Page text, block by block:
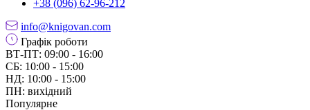
+38 (096) 62-96-212
info@knigovan.com
Графік роботи
ВТ-ПТ: 09:00 - 16:00
СБ: 10:00 - 15:00
НД: 10:00 - 15:00
ПН: вихідний
Популярне